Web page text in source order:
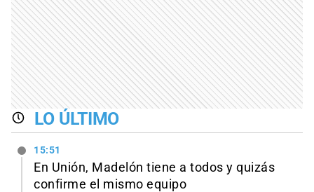
LO ÚLTIMO
15:51
En Unión, Madelón tiene a todos y quizás
confirme el mismo equipo